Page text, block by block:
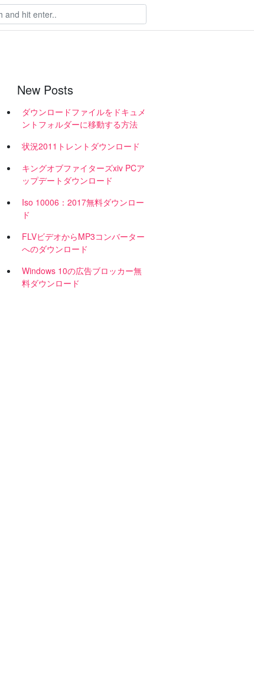
New Posts
ダウンロードファイルをドキュメ
ントフォルダーに移動する方法
状況2011トレントダウンロード
キングオブファイターズxiv PCア
ップデートダウンロード
Iso 10006：2017無料ダウンロー
ド
FLVビデオからMP3コンバーター
へのダウンロード
Windows 10の広告ブロッカー無
料ダウンロード